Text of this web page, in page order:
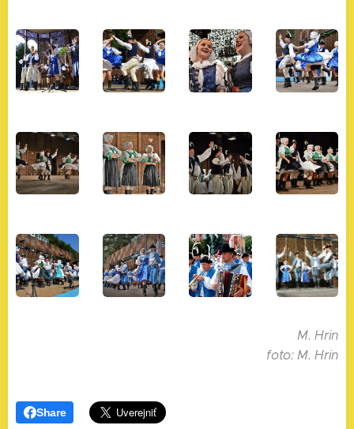
M. Hrin
foto: M. Hrin
Share